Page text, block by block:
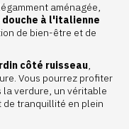
aménagée,
douche à l'italienne
de bien-être et de
côté ruisseau,
Vous pourrez profiter
la verdure, un véritable
de tranquillité en plein